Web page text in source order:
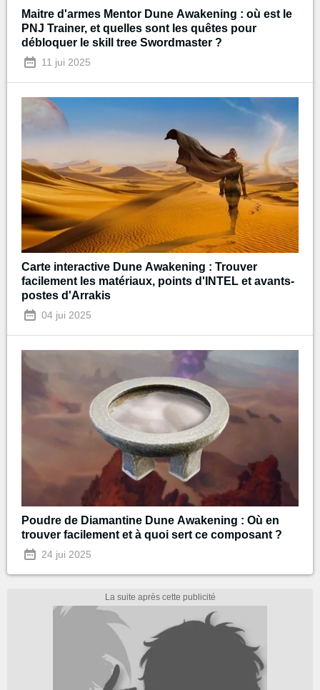
Maitre d'armes Mentor Dune Awakening : où est le
PNJ Trainer, et quelles sont les quêtes pour
débloquer le skill tree Swordmaster ?
11 jui 2025
Carte interactive Dune Awakening : Trouver
facilement les matériaux, points d'INTEL et avants-
postes d'Arrakis
04 jui 2025
Poudre de Diamantine Dune Awakening : Où en
trouver facilement et à quoi sert ce composant ?
24 jui 2025